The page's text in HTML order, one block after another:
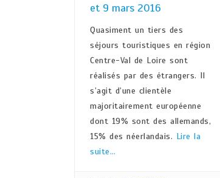
et 9 mars 2016
Quasiment un tiers des
séjours touristiques en région
Centre-Val de Loire sont
réalisés par des étrangers. Il
s’agit d’une clientèle
majoritairement européenne
dont 19% sont des allemands,
15% des néerlandais. Lire la
suite…